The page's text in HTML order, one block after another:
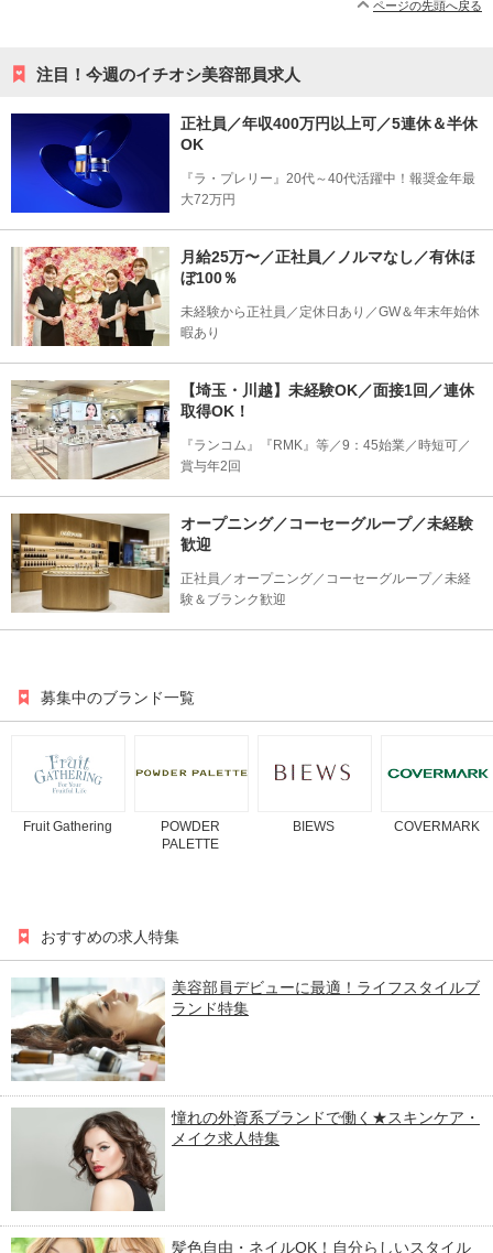
ページの先頭へ戻る
注目！今週のイチオシ美容部員求人
正社員／年収400万円以上可／5連休＆半休
OK
『ラ・プレリー』20代～40代活躍中！報奨金年最
大72万円
月給25万〜／正社員／ノルマなし／有休ほ
ぼ100％
未経験から正社員／定休日あり／GW＆年末年始休
暇あり
【埼玉・川越】未経験OK／面接1回／連休
取得OK！
『ランコム』『RMK』等／9：45始業／時短可／
賞与年2回
オープニング／コーセーグループ／未経験
歓迎
正社員／オープニング／コーセーグループ／未経
験＆ブランク歓迎
募集中のブランド一覧
Fruit Gathering
POWDER
PALETTE
BIEWS COVERMARK
おすすめの求人特集
美容部員デビューに最適！ライフスタイルブ
ランド特集
憧れの外資系ブランドで働く★スキンケア・
メイク求人特集
髪色自由・ネイルOK！自分らしいスタイル